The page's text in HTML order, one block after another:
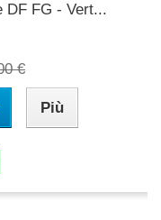
DF FG - Vert...
€
Più